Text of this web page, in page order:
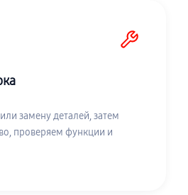
замену деталей, затем
проверяем функции и